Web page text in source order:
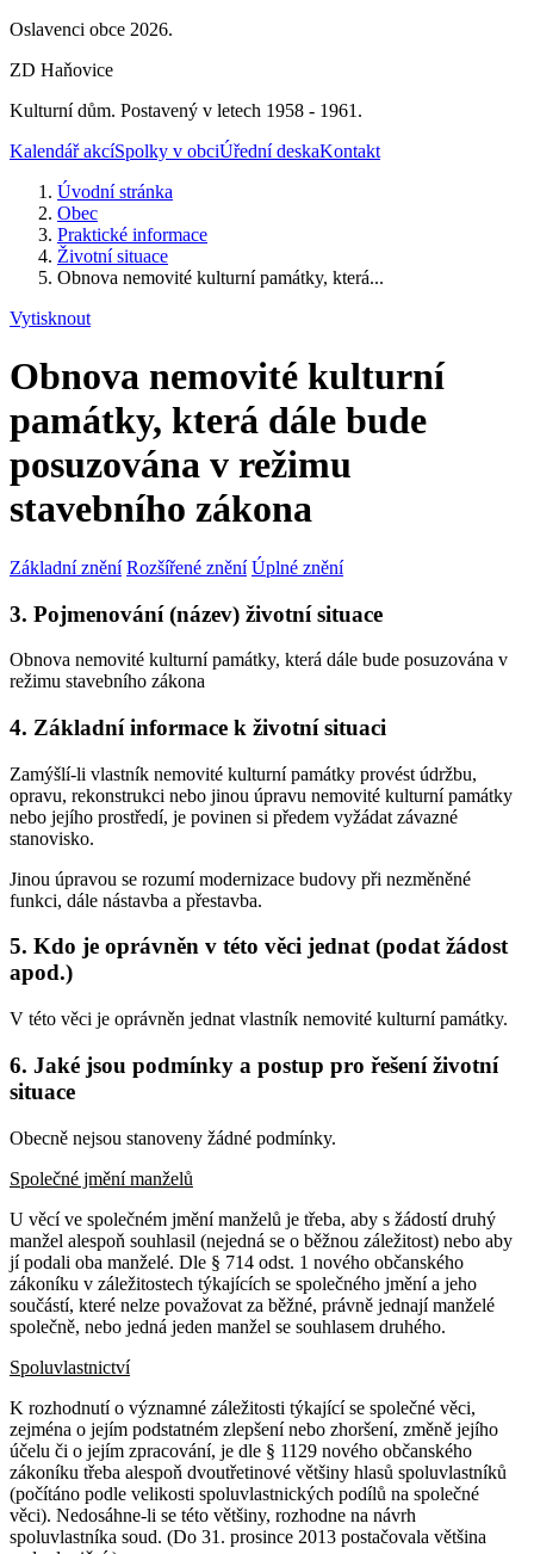
Oslavenci obce 2026.
ZD Haňovice
Kulturní dům. Postavený v letech 1958 - 1961.
Kalendář akcíSpolky v obciÚřední deskaKontakt
Úvodní stránka
Obec
Praktické informace
Životní situace
Obnova nemovité kulturní památky, která...
Vytisknout
Obnova nemovité kulturní
památky, která dále bude
posuzována v režimu
stavebního zákona
Základní znění Rozšířené znění Úplné znění
3. Pojmenování (název) životní situace
Obnova nemovité kulturní památky, která dále bude posuzována v
režimu stavebního zákona
4. Základní informace k životní situaci
Zamýšlí-li vlastník nemovité kulturní památky provést údržbu,
opravu, rekonstrukci nebo jinou úpravu nemovité kulturní památky
nebo jejího prostředí, je povinen si předem vyžádat závazné
stanovisko.
Jinou úpravou se rozumí modernizace budovy při nezměněné
funkci, dále nástavba a přestavba.
5. Kdo je oprávněn v této věci jednat (podat žádost
apod.)
V této věci je oprávněn jednat vlastník nemovité kulturní památky.
6. Jaké jsou podmínky a postup pro řešení životní
situace
Obecně nejsou stanoveny žádné podmínky.
Společné jmění manželů
U věcí ve společném jmění manželů je třeba, aby s žádostí druhý
manžel alespoň souhlasil (nejedná se o běžnou záležitost) nebo aby
jí podali oba manželé. Dle § 714 odst. 1 nového občanského
zákoníku v záležitostech týkajících se společného jmění a jeho
součástí, které nelze považovat za běžné, právně jednají manželé
společně, nebo jedná jeden manžel se souhlasem druhého.
Spoluvlastnictví
K rozhodnutí o významné záležitosti týkající se společné věci,
zejména o jejím podstatném zlepšení nebo zhoršení, změně jejího
účelu či o jejím zpracování, je dle § 1129 nového občanského
zákoníku třeba alespoň dvoutřetinové většiny hlasů spoluvlastníků
(počítáno podle velikosti spoluvlastnických podílů na společné
věci). Nedosáhne-li se této většiny, rozhodne na návrh
spoluvlastníka soud. (Do 31. prosince 2013 postačovala většina